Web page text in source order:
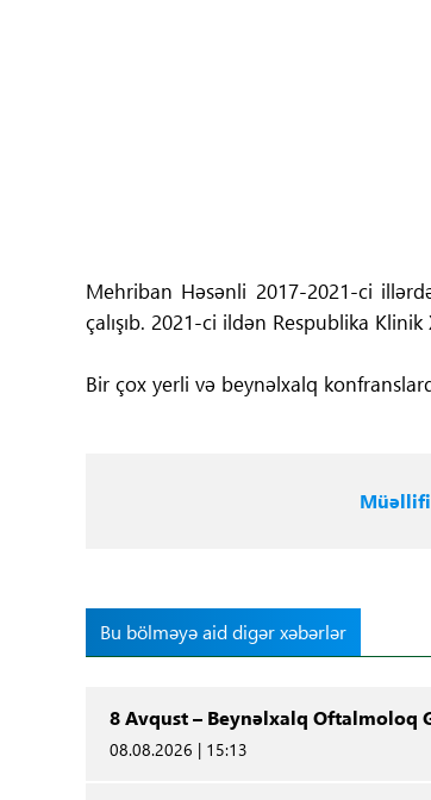
Mehriban Həsənli 2017-2021-ci
çalışıb. 2021-ci ildən Respublika
Bir çox yerli və beynəlxalq
Bu bölməyə aid digər xəbərlər
8 Avqust – Beynəlxalq Oftalmoloq
08.08.2026 | 15:13
Tibbi maarifləndirmə